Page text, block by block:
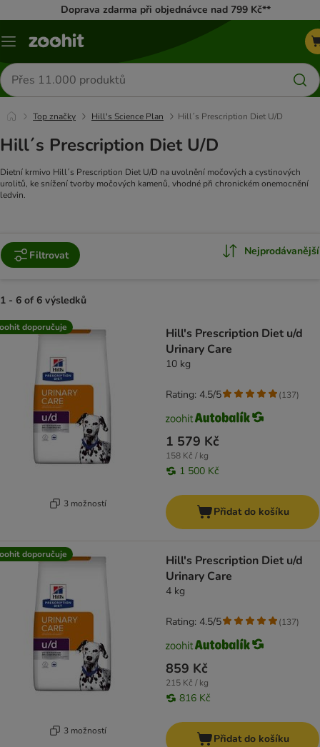
Doprava zdarma při objednávce nad 799 Kč**
Menu
Hledat
produkty
Top značky Hill's Science Plan Hill´s Prescription Diet U/D
Hill´s Prescription Diet U/D
Dietní krmivo Hill´s Prescription Diet U/D na uvolnění močových a cystinových
urolitů, ke snížení tvorby močových kamenů, vhodné při chronickém onemocnění
ledvin.
Filtrovat Nejprodávanější
1 - 6 of 6 výsledků
product items have been changed
doporučuje
3 možností
Hill's Prescription Diet u/d
Urinary Care
10 kg
1 579 Kč
158 Kč / kg
1 500 Kč
Rating: 4.5/5 (137)
Přidat do košíku
doporučuje
3 možností
Hill's Prescription Diet u/d
Urinary Care
4 kg
859 Kč
215 Kč / kg
816 Kč
Rating: 4.5/5 (137)
Přidat do košíku